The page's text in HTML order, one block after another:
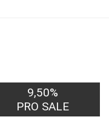
9,50%
PRO SALE